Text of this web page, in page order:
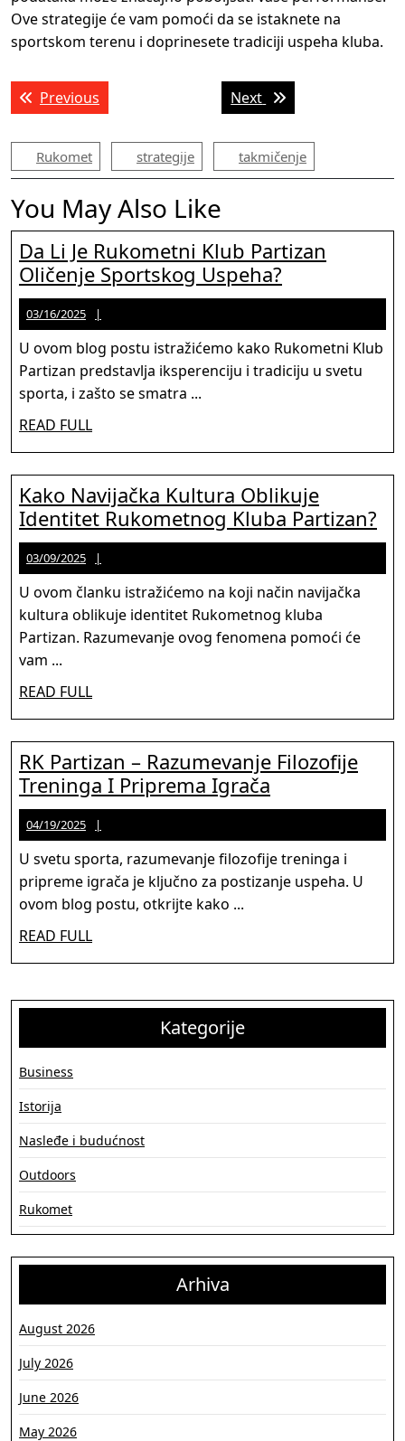
Ove strategije će vam pomoći da se istaknete na
sportskom terenu i doprinesete tradiciji uspeha kluba.
Post
navigation
Previous Next Next post:
Rukomet strategije takmičenje
You May Also Like
Da Li Je Rukometni Klub Partizan
Oličenje Sportskog Uspeha?
Li
Rukometni
Klub
Uspeha?
03/16/2025
Martinez
U ovom blog postu istražićemo kako Rukometni Klub
Partizan predstavlja iksperenciju i tradiciju u svetu
sporta, i zašto se smatra ...
READ FULL
Kako Navijačka Kultura Oblikuje
Identitet Rukometnog Kluba Partizan?
03/09/2025
Martinez
U ovom članku istražićemo na koji način navijačka
kultura oblikuje identitet Rukometnog kluba
Partizan. Razumevanje ovog fenomena pomoći će
vam ...
READ FULL
RK Partizan – Razumevanje Filozofije
Treninga I Priprema Igrača
Partizan
Razumevanje
Filozofije
Igrača
04/19/2025
Martinez
U svetu sporta, razumevanje filozofije treninga i
pripreme igrača je ključno za postizanje uspeha. U
ovom blog postu, otkrijte kako ...
READ FULL
Kategorije
Business
Istorija
Nasleđe i budućnost
Outdoors
Rukomet
Arhiva
August 2026
July 2026
June 2026
May 2026